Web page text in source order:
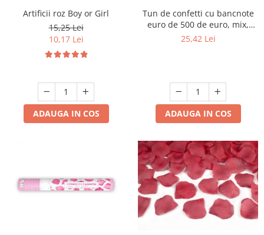
Artificii roz Boy or Girl
15,25 Lei
10,17 Lei
ADAUGA IN COS
Tun de confetti cu bancnote
euro de 500 de euro, mix,
60cm
25,42 Lei
ADAUGA IN COS